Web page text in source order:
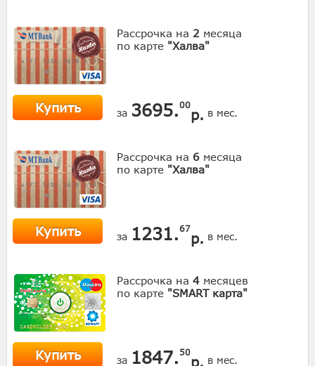
Рассрочка на 2 месяца
по карте "Халва"
Купить за 3695.00
р. в мес.
Рассрочка на 6 месяца
по карте "Халва"
Купить за 1231.67
р. в мес.
Рассрочка на 4 месяцев
по карте "SMART карта"
Купить за 1847. 50
р. в мес.